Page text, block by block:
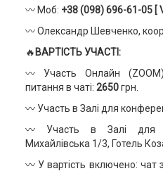
〰️ Моб: +38 (098) 696-61-05 [
〰️ Олександр Шевченко,
🔥 ВАРТІСТЬ УЧАСТІ:
〰️ Участь Онлайн
питання в чаті: 2650грн.
〰️ Участь в Залі для
〰️ Участь в Залі для
Михайлівська 1/3, Готель
〰️ У вартість включено: чат